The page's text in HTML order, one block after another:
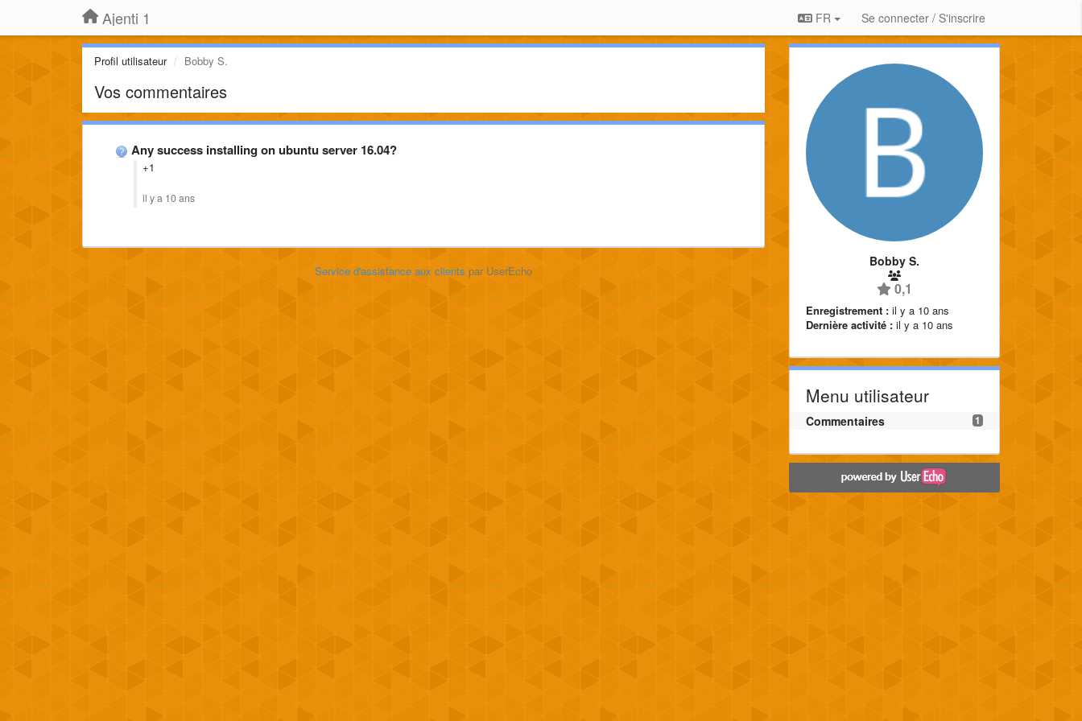
Ajenti 1 FR Se connecter / S'inscrire
Profil utilisateur Bobby S.
Vos commentaires
Any success installing on ubuntu server 16.04?
+1
il y a 10 ans
Service d'assistance aux clients par UserEcho
Bobby S.
0,1
Enregistrement : il y a 10 ans
Dernière activité : il y a 10 ans
Menu utilisateur
1
Commentaires